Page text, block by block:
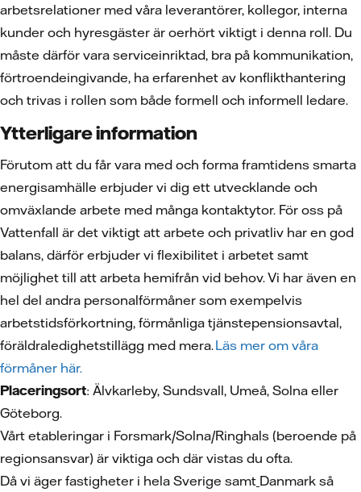
arbetsrelationer med våra leverantörer, kollegor, interna
kunder och hyresgäster är oerhört viktigt i denna roll. Du
måste därför vara serviceinriktad, bra på kommunikation,
förtroendeingivande, ha erfarenhet av konflikthantering
och trivas i rollen som både formell och informell ledare.
Ytterligare information
Förutom att du får vara med och forma framtidens smarta
energisamhälle erbjuder vi dig ett utvecklande och
omväxlande arbete med många kontaktytor. För oss på
Vattenfall är det viktigt att arbete och privatliv har en god
balans, därför erbjuder vi flexibilitet i arbetet samt
möjlighet till att arbeta hemifrån vid behov. Vi har även en
hel del andra personalförmåner som exempelvis
arbetstidsförkortning, förmånliga tjänstepensionsavtal,
föräldraledighetstillägg med mera.Läs mer om våra
förmåner här.
Placeringsort: Älvkarleby, Sundsvall, Umeå, Solna eller
Göteborg.
Vårt etableringar i Forsmark/Solna/Ringhals (beroende på
regionsansvar) är viktiga och där vistas du ofta.
Då vi äger fastigheter i hela Sverige samt Danmark så